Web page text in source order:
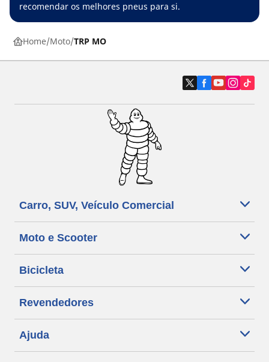
recomendar os melhores pneus para si.
Home Moto TRP MO
Carro, SUV, Veículo Comercial
Moto e Scooter
Bicicleta
Revendedores
Ajuda